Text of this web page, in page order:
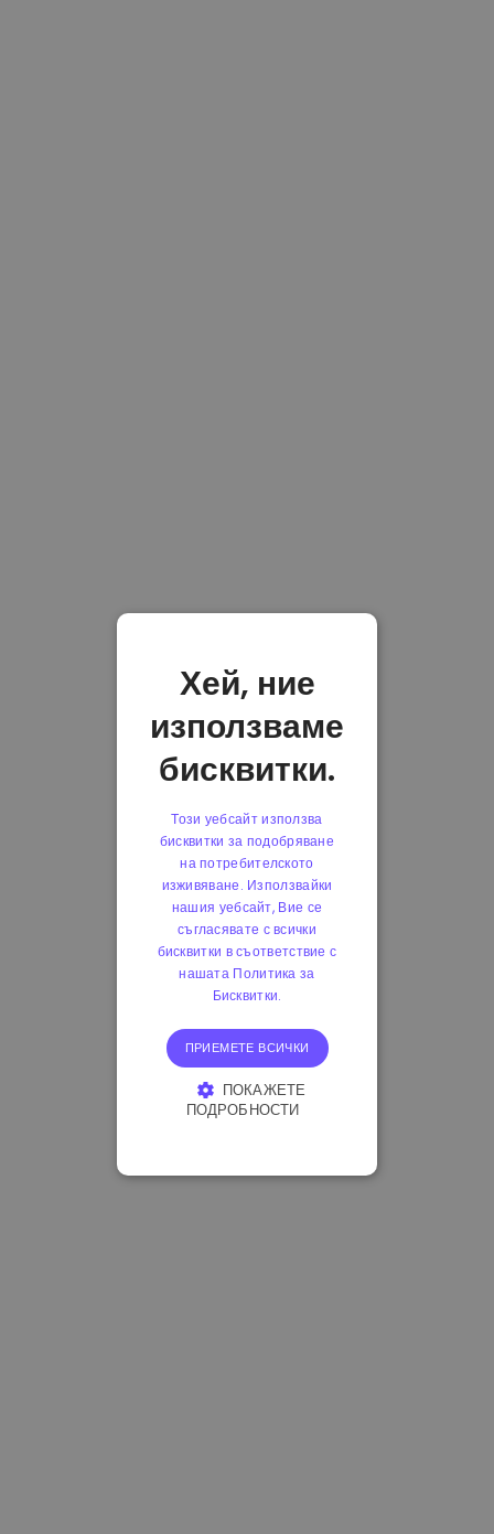
Хей, ние
използваме
бисквитки.
Този уебсайт използва
бисквитки за подобряване
на потребителското
изживяване. Използвайки
нашия уебсайт, Вие се
съгласявате с всички
бисквитки в съответствие с
нашата Политика за
Бисквитки.
ПРИЕМЕТЕ ВСИЧКИ
ПОКАЖЕТЕ
ПОДРОБНОСТИ